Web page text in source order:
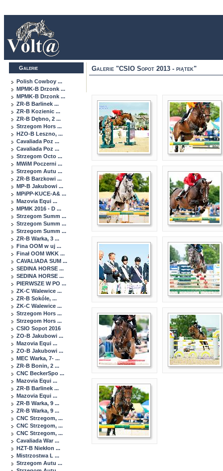
Galerie
Polish Cowboy ...
MPMK-B Drzonk ...
MPMK-B Drzonk ...
ZR-B Barlinek ...
ZR-B Kozienic ...
ZR-B Dębno, 2 ...
Strzegom Hors ...
HZO-B Leszno, ...
Cavaliada Poz ...
Cavaliada Poz ...
Strzegom Octo ...
MWiM Poczerni ...
Strzegom Autu ...
ZR-B Barzkowi ...
MP-B Jakubowi ...
MPiPP-KUCE-A& ...
Mazovia Equi ...
MPMK 2016 - D ...
Strzegom Summ ...
Strzegom Summ ...
Strzegom Summ ...
ZR-B Warka, 3 ...
Fina OOM w uj ...
Finał OOM WKK ...
CAVALIADA SUM ...
SEDINA HORSE ...
SEDINA HORSE ...
PIERWSZE W PO ...
ZK-C Walewice ...
ZR-B Sokóle, ...
ZK-C Walewice ...
Strzegom Hors ...
Strzegom Hors ...
CSIO Sopot 2016
ZO-B Jakubowi ...
Mazovia Equi ...
ZO-B Jakubowi ...
MEC Warka, 7- ...
ZR-B Bonin, 2 ...
CNC BeckerSpo ...
Mazovia Equi ...
ZR-B Barlinek ...
Mazovia Equi ...
ZR-B Warka, 9 ...
ZR-B Warka, 9 ...
CNC Strzegom, ...
CNC Strzegom, ...
CNC Strzegom, ...
Cavaliada War ...
HZT-B Niekłon ...
Mistrzostwa L ...
Strzegom Autu ...
Galerie "CSIO Sopot 2013 - piątek"